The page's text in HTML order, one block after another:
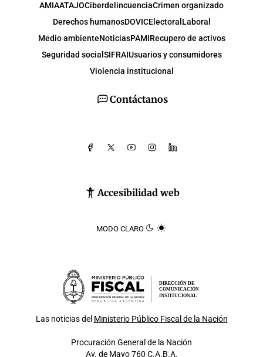
Contáctanos
Accesibilidad web
MODO CLARO
AMIAATAJOCiberdelincuenciaCrimen organizado
Derechos humanosDOVICElectoral Laboral
Medio ambienteNoticiasPAMIRecupero de activos
Seguridad social SIFRAIUsuarios y consumidores
Violencia institucional
DIRECCIÓN DE
COMUNICACIÓN
INSTITUCIONAL
Las noticias del Ministerio Público Fiscal de la Nación
Procuración General de la Nación
Av. de Mayo 760 C.A.B.A.